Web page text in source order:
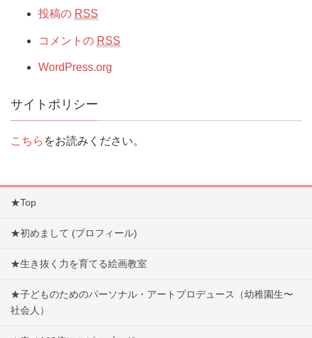
投稿の RSS
コメントの RSS
WordPress.org
サイトポリシー
こちら をお読みください。
★Top
★初めまして (プロフィール)
★生き抜く力を育てる絵画教室
★子どものためのパーソナル・アートプロデュース（幼稚園生〜
社会人）